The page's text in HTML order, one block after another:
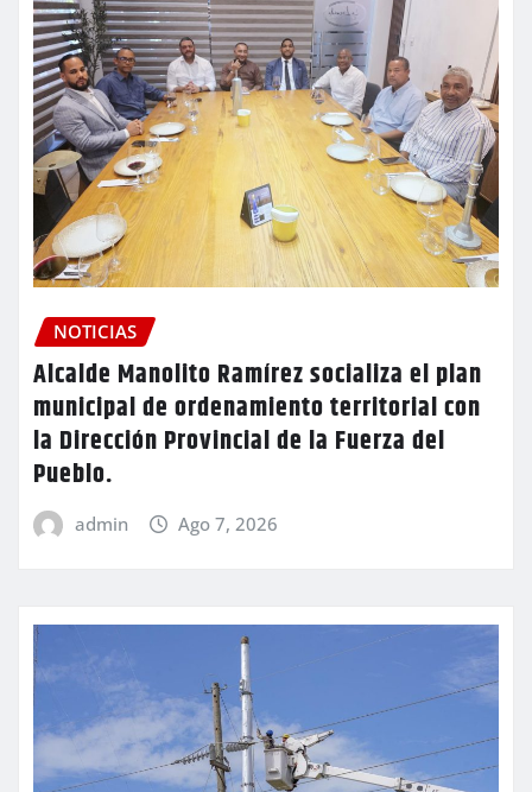
NOTICIAS
Alcalde Manolito Ramírez socializa el plan
municipal de ordenamiento territorial con
la Dirección Provincial de la Fuerza del
Pueblo.
admin Ago 7, 2026